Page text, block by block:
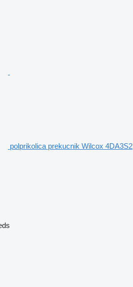
polprikolica prekucnik Wilcox 4DA3S2